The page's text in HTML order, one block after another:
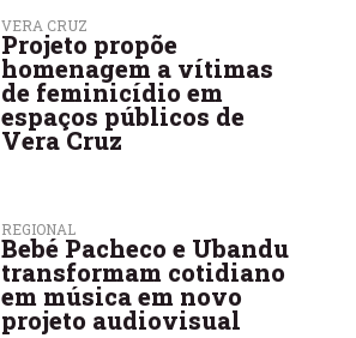
VERA CRUZ
Projeto propõe
homenagem a vítimas
de feminicídio em
espaços públicos de
Vera Cruz
REGIONAL
Bebé Pacheco e Ubandu
transformam cotidiano
em música em novo
projeto audiovisual